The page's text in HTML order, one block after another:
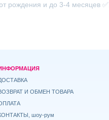
рождения и до 3-4 месяцев ✅.
И ОБМЕН ТОВАРА
шоу-рум